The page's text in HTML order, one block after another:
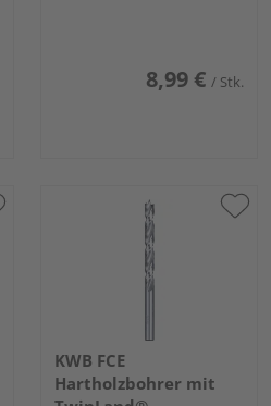
8,99 € / Stk.
KWB FCE
Hartholzbohrer mit